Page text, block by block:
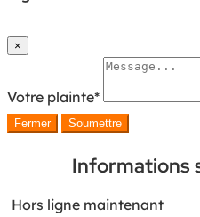
×
Votre plainte*
Fermer Soumettre
Informations
Hors ligne maintenant